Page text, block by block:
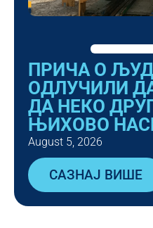
ПРИЧА О
ОДЛУЧИЛИ
ДА НЕКО
ЊИХОВО
August 5, 2026
САЗНАЈ ВИШЕ